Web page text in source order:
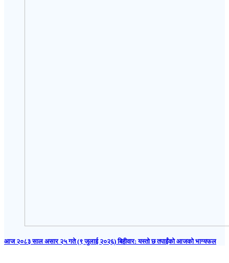
आज २०८३ साल असार २५ गते (९ जुलाई २०२६) बिहीवार: यस्तो छ तपाईंको आजको भाग्यफल